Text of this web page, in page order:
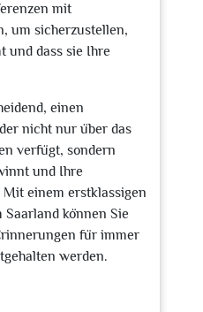
mit
um sicherzustellen,
und dass sie Ihre
einen
nicht nur über das
verfügt, sondern
und Ihre
einem erstklassigen
können Sie
für immer
werden.